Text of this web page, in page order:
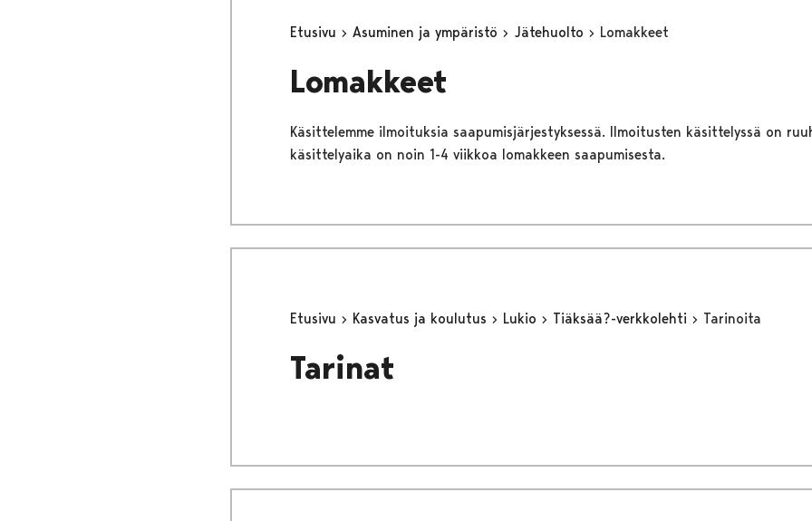
Etusivu Asuminen ja ympäristö Jätehuolto Lomakkeet
Lomakkeet
Käsittelemme ilmoituksia saapumisjärjestyksessä. Ilmoitusten käsittelyssä on
käsittelyaika on noin 1-4 viikkoa lomakkeen saapumisesta.
Etusivu Kasvatus ja koulutus Lukio Tiäksää?-verkkolehti Tarinoita
Tarinat